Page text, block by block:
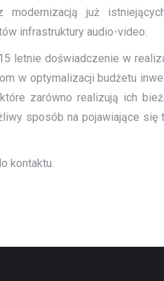
modernizacją już
infrastruktury audio-video.
letnie doświadczenie w
w optymalizacji budżetu
zarówno realizują ich
sposób na pojawiające się
kontaktu.